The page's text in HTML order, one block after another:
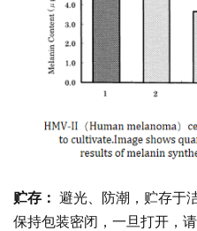
贮存： 避光、防潮，贮存于
保持包装密闭，一旦打开，